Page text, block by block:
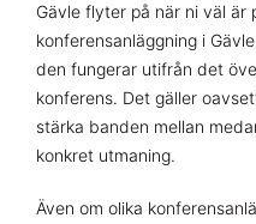
Gävle flyter på när ni väl är
konferensanläggning i
den fungerar utifrån det
konferens. Det gäller
stärka banden mellan
konkret utmaning.
Även om olika